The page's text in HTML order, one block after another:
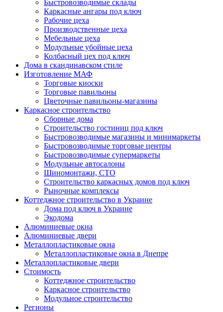
Быстровозводимые склады
Каркасные ангары под ключ
Рабочие цеха
Производственные цеха
Мебельные цеха
Модульные убойные цеха
Колбасный цех под ключ
Дома в скандинавском стиле
Изготовление МАФ
Торговые киоски
Торговые павильоны
Цветочные павильоны-магазины
Каркасное строительство
Сборные дома
Строительство гостиниц под ключ
Быстровозводимые магазины и минимаркеты
Быстровозводимые торговые центры
Быстровозводимые супермаркеты
Модульные автосалоны
Шиномонтажи, СТО
Строительство каркасных домов под ключ
Рыночные комплексы
Коттеджное строительство в Украине
Дома под ключ в Украине
Экодома
Алюминиевые окна
Алюминиевые двери
Металлопластиковые окна
Металлопластиковые окна в Днепре
Металлопластиковые двери
Стоимость
Коттеджное строительство
Каркасное строительство
Модульное строительство
Регионы